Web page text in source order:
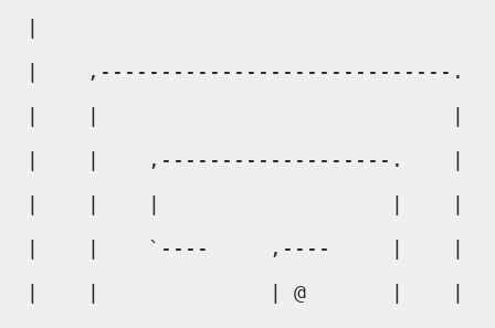
|
|    |    ,-------------------.
|    |    `----     ,----     |
|    |              | @       |